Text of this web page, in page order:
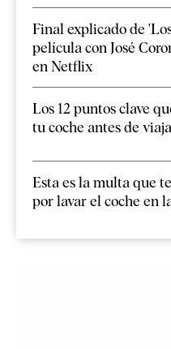
Final explicado de
película con José
en Netflix
Los 12 puntos clave
tu coche antes de
Esta es la multa que
por lavar el coche en